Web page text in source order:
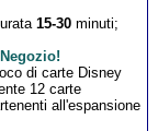
15-30 minuti;
di carte Disney
12 carte
all'espansione